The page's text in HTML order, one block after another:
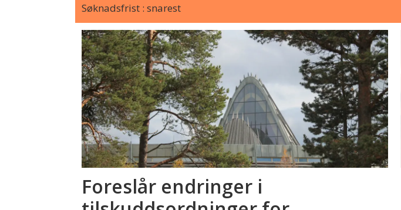
Søknadsfrist : snarest
Foreslår endringer i